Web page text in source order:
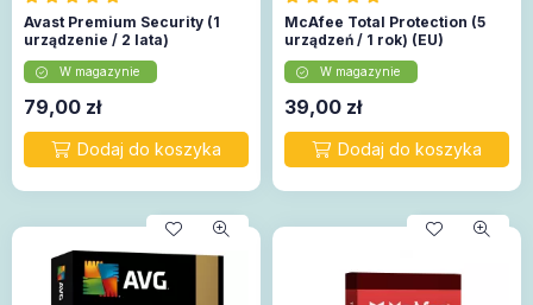
Avast Premium Security (1
urządzenie / 2 lata)
W magazynie
79,00 zł
McAfee Total Protection (5
urządzeń / 1 rok) (EU)
W magazynie
39,00 zł